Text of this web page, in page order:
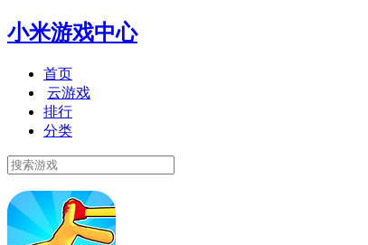
小米游戏中心
首页
云游戏
排行
分类